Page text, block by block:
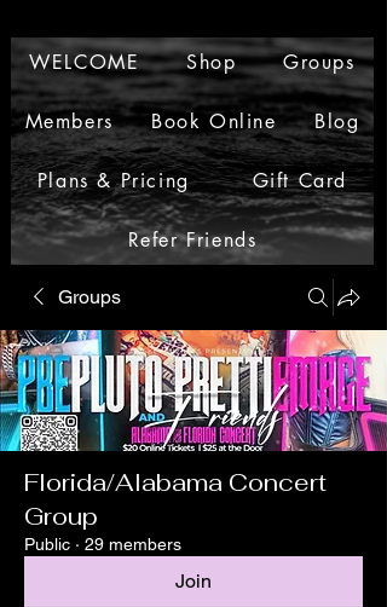
WELCOME Shop Groups
Members Book Online Blog
Plans & Pricing Gift Card
Refer Friends
Groups
Florida/Alabama Concert
Group
Public · 29 members
Join